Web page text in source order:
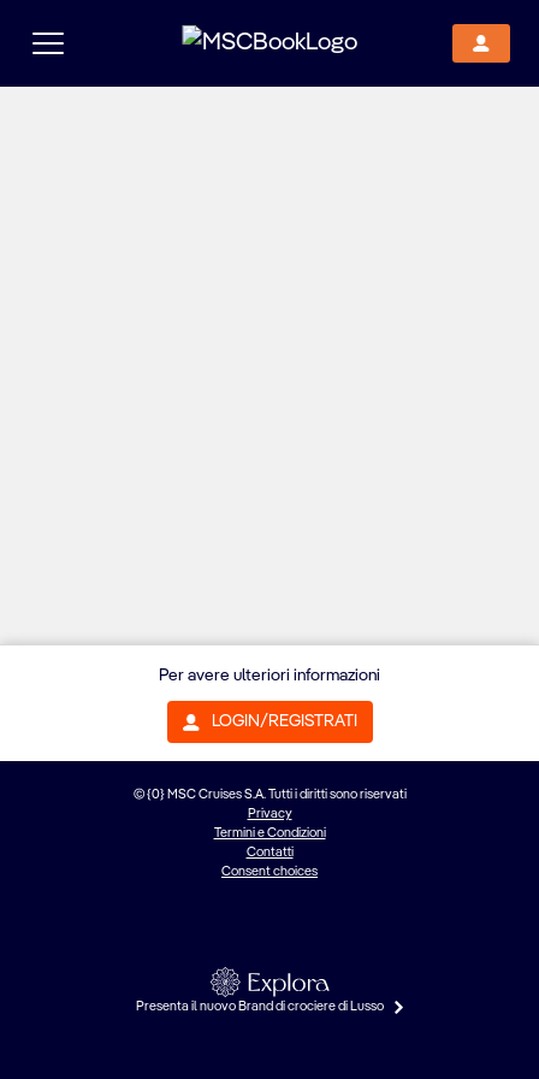
© {0} MSC Cruises S.A. Tutti i diritti sono riservati
Privacy
Termini e Condizioni
Contatti
Consent choices
Presenta il nuovo Brand di crociere di Lusso
Per avere ulteriori informazioni
LOGIN/REGISTRATI